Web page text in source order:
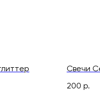
Свечи
200 р.